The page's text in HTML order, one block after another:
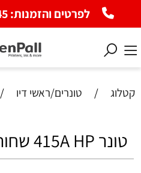
לפרטים והזמנות:
קטלוג / טונרים/ראשי דיו /
טונר 415A HP שחור W2030A M454